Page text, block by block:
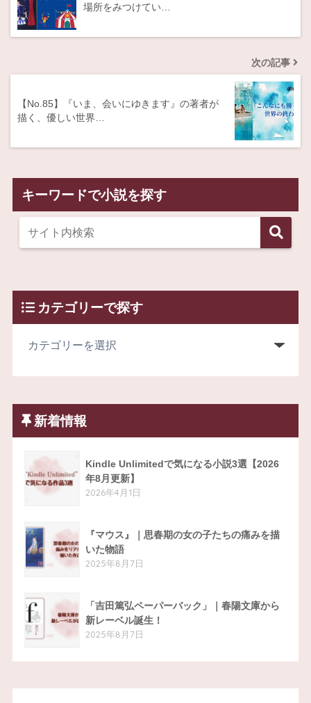
場所をみつけてい…
次の記事
【No.85】『いま、会いにゆきます』の著者が
描く、優しい世界…
キーワードで小説を探す
カテゴリーで探す
新着情報
Kindle Unlimitedで気になる小説3選【2026
年8月更新】
2026年4月1日
『マウス』｜思春期の女の子たちの痛みを描
いた物語
2025年8月7日
「吉田篤弘ペーパーバック」｜春陽文庫から
新レーベル誕生！
2025年8月7日